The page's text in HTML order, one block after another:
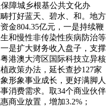
障城乡根基公共文化办
打好蓝天、碧水、和。地方
金804.35亿元，一是持续鞭
和慢性非传染性疾病防治等
是扩大财务收入盘子，支撑
港澳大湾区国际科技立异核
政策办法，延长查抄127家
形象事业成长，更好满脚人
消费需求。取34个商业伙伴
商业放置，增加3.2%；